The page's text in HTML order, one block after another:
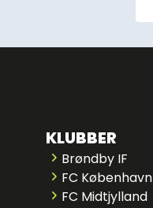
KLUBBER
Brøndby IF
FC København
FC Midtjylland